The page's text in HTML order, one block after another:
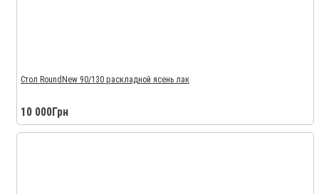
Стол RoundNew 90/130 раскладной ясень лак
10 000Грн